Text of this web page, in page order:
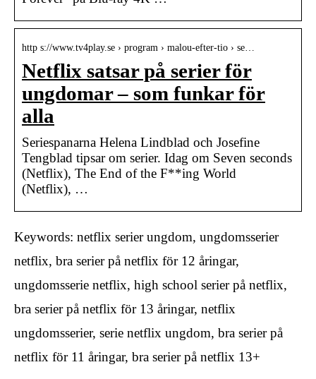
http s://www.tv4play.se › program › malou-efter-tio › se…
Netflix satsar på serier för
ungdomar – som funkar för
alla
Seriespanarna Helena Lindblad och Josefine
Tengblad tipsar om serier. Idag om Seven seconds
(Netflix), The End of the F**ing World
(Netflix), …
Keywords: netflix serier ungdom, ungdomsserier
netflix, bra serier på netflix för 12 åringar,
ungdomsserie netflix, high school serier på netflix,
bra serier på netflix för 13 åringar, netflix
ungdomsserier, serie netflix ungdom, bra serier på
netflix för 11 åringar, bra serier på netflix 13+